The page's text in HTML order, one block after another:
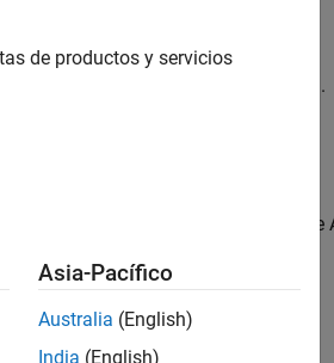
use the IEEE
802.11ad™ standard.
in end-to-end simulations that use
de productos y servicios
Asia-Pacífico
Australia (English)
India (English)